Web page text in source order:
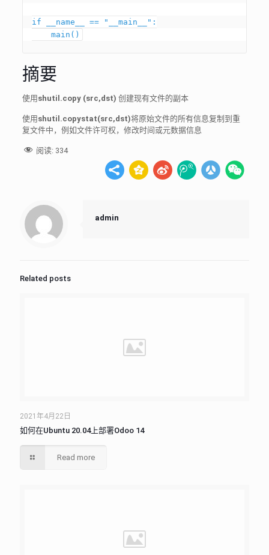
if __name__ == "__main__":
    main()
摘要
使用 shutil.copy (src,dst) 创建现有文件的副本
使用 shutil.copystat(src,dst)将原始文件的所有信息复制到重
复文件中，例如文件许可权，修改时间或元数据信息
阅读: 334
admin
Related posts
2021年4月22日
如何在Ubuntu 20.04上部署Odoo 14
Read more